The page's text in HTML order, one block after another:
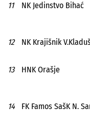
11 NK Jedinstvo Bihać
12 NK Krajišnik
13 HNK Orašje
14 FK Famos SašK N.